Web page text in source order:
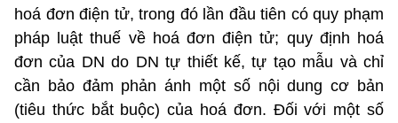
hoá đơn điện tử, trong đó lần đầu tiên có quy phạm
pháp luật thuế về hoá đơn điện tử; quy định hoá
đơn của DN do DN tự thiết kế, tự tạo mẫu và chỉ
cần bảo đảm phản ánh một số nội dung cơ bản
(tiêu thức bắt buộc) của hoá đơn. Đối với một số